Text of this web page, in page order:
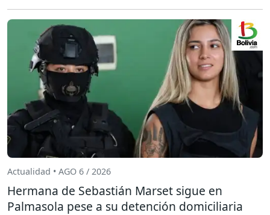
Actualidad • AGO 6 / 2026
Hermana de Sebastián Marset sigue en
Palmasola pese a su detención domiciliaria